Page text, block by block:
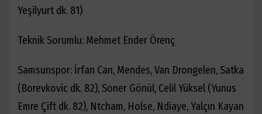
Yeşilyurt dk. 81)
Teknik Sorumlu: Mehmet Ender Örenç
Samsunspor: İrfan Can, Mendes, Van Drongelen, Satka
(Borevkovic dk. 82), Soner Gönül, Celil Yüksel (Yunus
Emre Çift dk. 82), Ntcham, Holse, Ndiaye, Yalçın Kayan